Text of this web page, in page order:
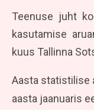
Teenuse juht
kasutamise
kuus Tallinna
Aasta statistilise
aasta jaanuaris